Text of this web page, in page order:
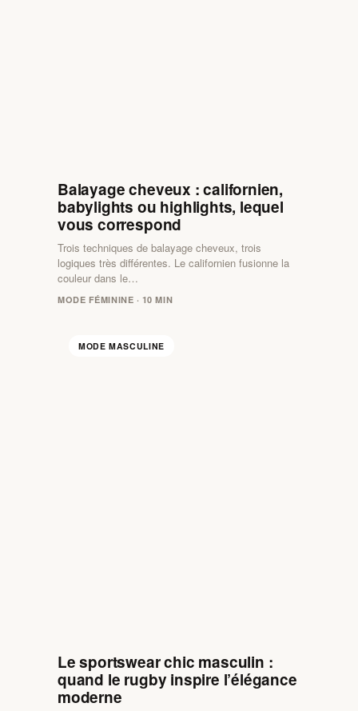
Balayage cheveux : californien,
babylights ou highlights, lequel
vous correspond
Trois techniques de balayage cheveux, trois
logiques très différentes. Le californien fusionne la
couleur dans le…
MODE FÉMININE · 10 MIN
MODE MASCULINE
Le sportswear chic masculin :
quand le rugby inspire l’élégance
moderne